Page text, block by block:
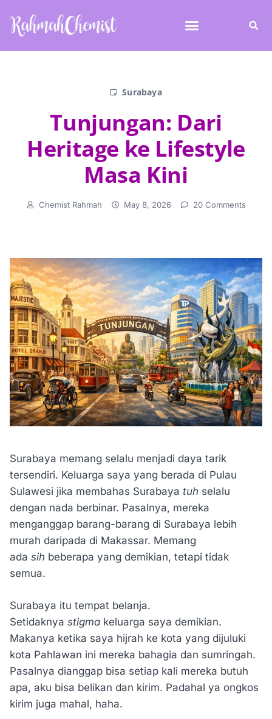
Surabaya
Tunjungan: Dari
Heritage ke Lifestyle
Masa Kini
Chemist Rahmah May 8, 2026 20 Comments
Surabaya memang selalu menjadi daya tarik
tersendiri. Keluarga saya yang berada di Pulau
Sulawesi jika membahas Surabaya tuh selalu
dengan nada berbinar. Pasalnya, mereka
menganggap barang-barang di Surabaya lebih
murah daripada di Makassar. Memang
ada sih beberapa yang demikian, tetapi tidak
semua.
Surabaya itu tempat belanja.
Setidaknya stigma keluarga saya demikian.
Makanya ketika saya hijrah ke kota yang dijuluki
kota Pahlawan ini mereka bahagia dan sumringah.
Pasalnya dianggap bisa setiap kali mereka butuh
apa, aku bisa belikan dan kirim. Padahal ya ongkos
kirim juga mahal, haha.